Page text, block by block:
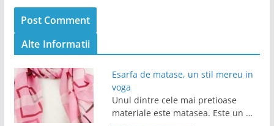
Alte Informatii
Esarfa de matase, un stil mereu in
voga
Unul dintre cele mai pretioase
materiale este matasea. Este un …